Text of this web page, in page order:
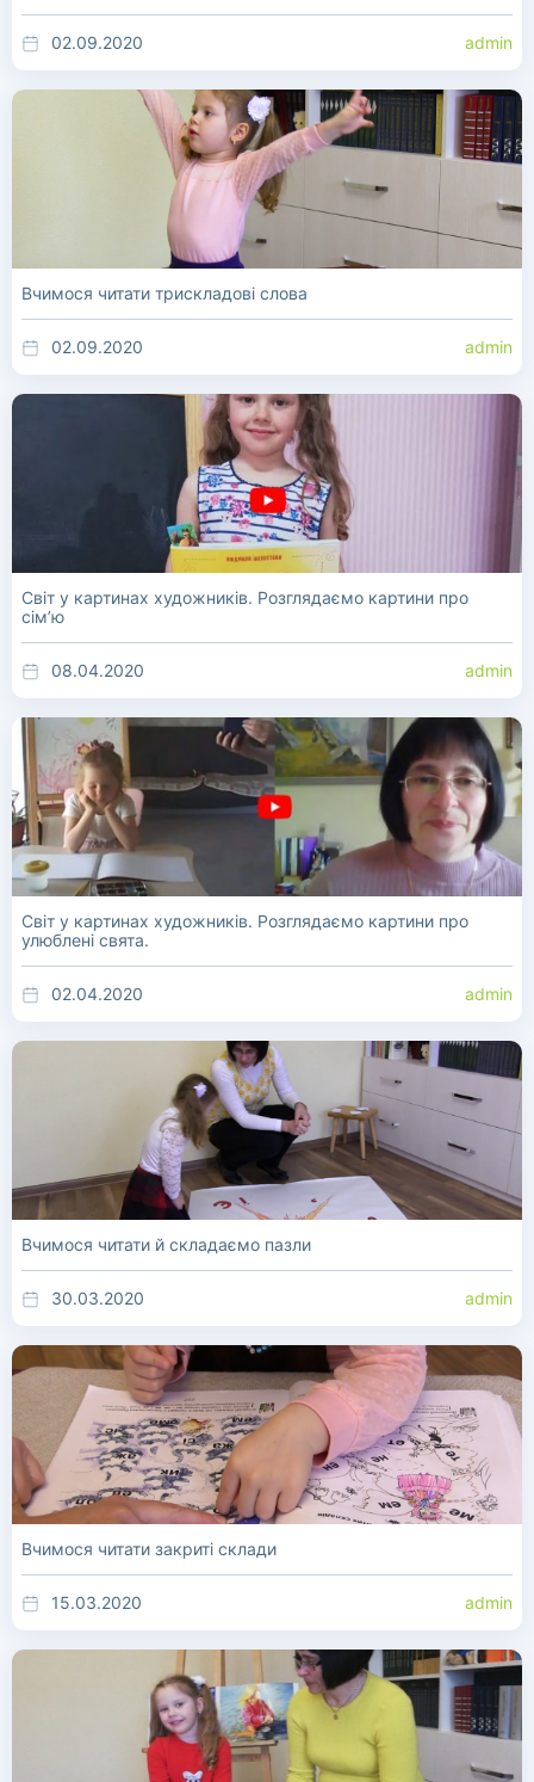
02.09.2020 admin
Вчимося читати трискладові слова
02.09.2020 admin
Світ у картинах художників. Розглядаємо картини про
сім’ю
08.04.2020 admin
Світ у картинах художників. Розглядаємо картини про
улюблені свята.
02.04.2020 admin
Вчимося читати й складаємо пазли
30.03.2020 admin
Вчимося читати закриті склади
15.03.2020 admin